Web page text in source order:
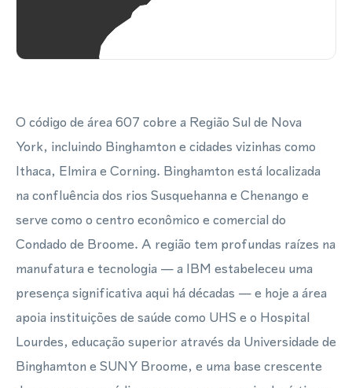
O código de área 607 cobre a Região Sul de Nova
York, incluindo Binghamton e cidades vizinhas como
Ithaca, Elmira e Corning. Binghamton está localizada
na confluência dos rios Susquehanna e Chenango e
serve como o centro econômico e comercial do
Condado de Broome. A região tem profundas raízes na
manufatura e tecnologia — a IBM estabeleceu uma
presença significativa aqui há décadas — e hoje a área
apoia instituições de saúde como UHS e o Hospital
Lourdes, educação superior através da Universidade de
Binghamton e SUNY Broome, e uma base crescente